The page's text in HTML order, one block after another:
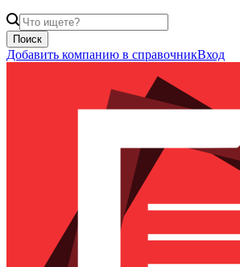
Поиск
Добавить компанию в справочникВход